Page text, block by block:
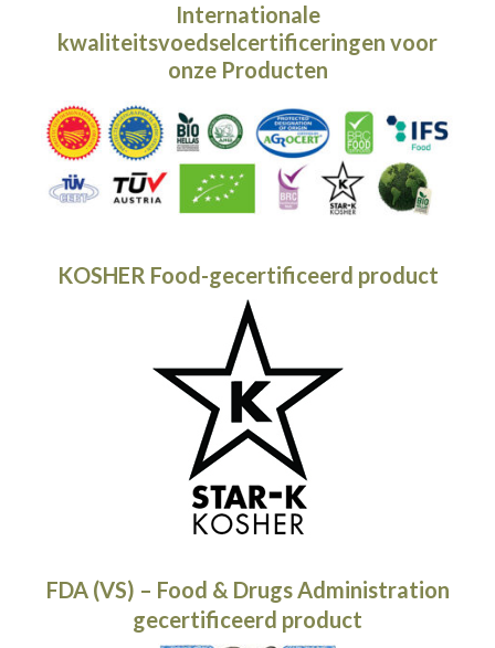
Internationale
kwaliteitsvoedselcertificeringen voor
onzeProducten
KOSHER Food-gecertificeerd product
FDA (VS) – Food & Drugs Administration
gecertificeerd product